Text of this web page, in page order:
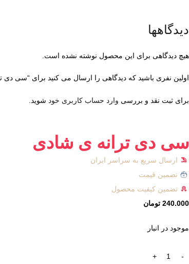
دیدگاهها
هیچ دیدگاهی برای این محصول نوشته نشده است.
اولین نفری باشید که دیدگاهی را ارسال می کنید برای “سی دی
برای ثبت نقد و بررسی وارد حساب کاربری خود شوید.
سی دی ترانه ی شادی
ارسال سریع به سراسر ایران
تضمین قیمت
تضمین کیفیت محصول
240.000 تومان
موجود در انبار